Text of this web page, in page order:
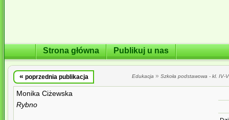
Strona główna Publikuj u nas
« poprzednia publikacja Edukacja » Szkoła podstawowa - kl. IV-
Monika Ciżewska
Rybno